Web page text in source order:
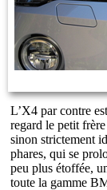
L’X4 par contre
regard le petit
sinon strictement
phares, qui se
peu plus étoffée,
toute la gamme